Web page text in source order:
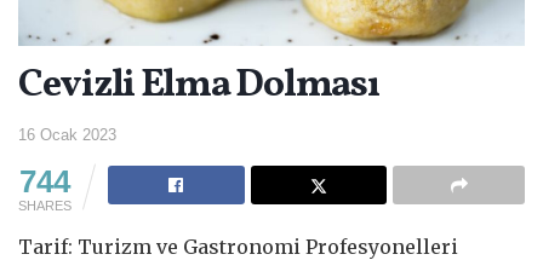
Cevizli Elma Dolması
16 Ocak 2023
744
SHARES
Tarif: Turizm ve Gastronomi Profesyonelleri